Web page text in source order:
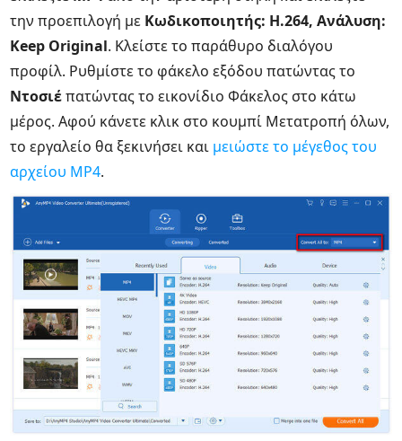
την προεπιλογή με Κωδικοποιητής: H.264, Ανάλυση:
Keep Original. Κλείστε το παράθυρο διαλόγου
προφίλ. Ρυθμίστε το φάκελο εξόδου πατώντας το
Ντοσιέπατώντας το εικονίδιο Φάκελος στο κάτω
μέρος. Αφού κάνετε κλικ στο κουμπί Μετατροπή όλων,
το εργαλείο θα ξεκινήσει και μειώστε το μέγεθος του
αρχείου MP4.